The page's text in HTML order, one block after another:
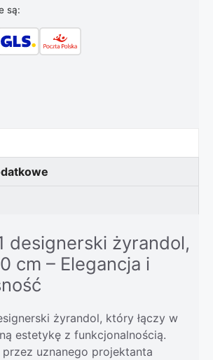
są:
designerski żyrandol,
cm – Elegancja i
żyrandol, który łączy w
estetykę z funkcjonalnością.
uznanego projektanta